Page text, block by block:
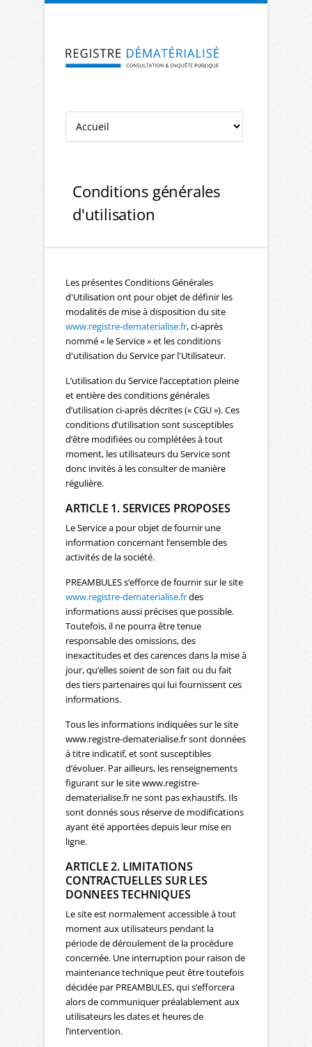
Aller à la navigation Aller au contenu
Conditions générales
d'utilisation
Les présentes Conditions Générales
d'Utilisation ont pour objet de définir les
modalités de mise à disposition du site
www.registre-dematerialise.fr, ci-après
nommé « le Service » et les conditions
d'utilisation du Service par l'Utilisateur.
L’utilisation du Service l’acceptation pleine
et entière des conditions générales
d’utilisation ci-après décrites (« CGU »). Ces
conditions d’utilisation sont susceptibles
d’être modifiées ou complétées à tout
moment, les utilisateurs du Service sont
donc invités à les consulter de manière
régulière.
ARTICLE 1. SERVICES PROPOSES
Le Service a pour objet de fournir une
information concernant l’ensemble des
activités de la société.
PREAMBULES s’efforce de fournir sur le site
www.registre-dematerialise.frdes
informations aussi précises que possible.
Toutefois, il ne pourra être tenue
responsable des omissions, des
inexactitudes et des carences dans la mise à
jour, qu’elles soient de son fait ou du fait
des tiers partenaires qui lui fournissent ces
informations.
Tous les informations indiquées sur le site
www.registre-dematerialise.fr sont données
à titre indicatif, et sont susceptibles
d’évoluer. Par ailleurs, les renseignements
figurant sur le site www.registre-
dematerialise.fr ne sont pas exhaustifs. Ils
sont donnés sous réserve de modifications
ayant été apportées depuis leur mise en
ligne.
ARTICLE 2. LIMITATIONS
CONTRACTUELLES SUR LES
DONNEES TECHNIQUES
Le site est normalement accessible à tout
moment aux utilisateurs pendant la
période de déroulement de la procédure
concernée. Une interruption pour raison de
maintenance technique peut être toutefois
décidée par PREAMBULES, qui s’efforcera
alors de communiquer préalablement aux
utilisateurs les dates et heures de
l’intervention.